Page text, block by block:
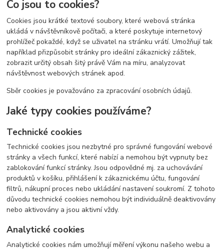
Co jsou to cookies?
Cookies jsou krátké textové soubory, které webová stránka
ukládá v návštěvníkově počítači, a které poskytuje internetový
prohlížeč pokaždé, když se uživatel na stránku vrátí. Umožňují tak
například přizpůsobit stránky pro ideální zákaznický zážitek,
zobrazit určitý obsah šitý právě Vám na míru, analyzovat
návštěvnost webových stránek apod.
Sběr cookies je považováno za zpracování osobních údajů.
Jaké typy cookies používáme?
Technické cookies
Technické cookies jsou nezbytné pro správné fungování webové
stránky a všech funkcí, které nabízí a nemohou být vypnuty bez
zablokování funkcí stránky. Jsou odpovědné mj. za uchovávání
produktů v košíku, přihlášení k zákaznickému účtu, fungování
filtrů, nákupní proces nebo ukládání nastavení soukromí. Z tohoto
důvodu technické cookies nemohou být individuálně deaktivovány
nebo aktivovány a jsou aktivní vždy.
Analytické cookies
Analytické cookies nám umožňují měření výkonu našeho webu a